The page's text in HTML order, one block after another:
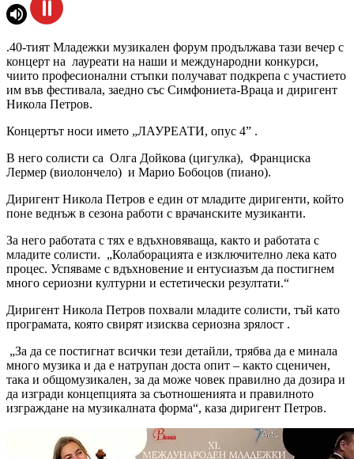
.40-тият Младежки музикален форум продължава тази вечер с
концерт на лауреати на наши и международни конкурси,
чиито професионални стъпки получават подкрепа с участието
им във фестивала, заедно със Симфониета-Враца и диригент
Никола Петров.
Концертът носи името „ЛАУРЕАТИ, опус 4” .
В него солисти са Олга Дойкова (цигулка), Франциска
Лермер (виолончело) и Марио Бобоцов (пиано).
Диригент Никола Петров е един от младите диригенти, който
поне веднъж в сезона работи с врачанските музиканти.
За него работата с тях е вдъхновяваща, както и работата с
младите солисти. „Колаборацията е изключително лека като
процес. Успяваме с вдъхновение и ентусиазъм да постигнем
много сериозни културни и естетически резултати.“
Диригент Никола Петров похвали младите солисти, тъй като
програмата, която свирят изисква сериозна зрялост .
„За да се постигнат всички тези детайли, трябва да е минала
много музика и да е натрупан доста опит – както сценичен,
така и общомузикален, за да може човек правилно да дозира и
да изгради концепцията за съотношенията и правилното
изграждане на музикалната форма“, каза диригент Петров.